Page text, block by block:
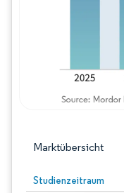
Marktübersicht
Studienzeitraum